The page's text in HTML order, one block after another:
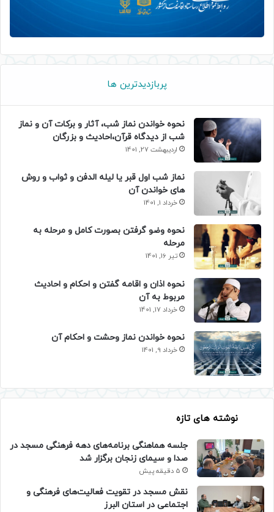
پربازدیدترین ها
نحوه خواندن نماز شب، آثار و برکات آن و نماز
شب از دیدگاه قرآن،احادیث و بزرگان
اردیبهشت 27, 1401
نماز شب اول قبر یا لیله الدفن و ثواب و روش
های خواندن آن
خرداد 1, 1401
نحوه وضو گرفتن بصورت کامل و مرحله به
مرحله
تیر 16, 1401
نحوه اذان و اقامه گفتن و احکام و احادیث
مربوط به آن
خرداد 17, 1401
نحوه خواندن نماز وحشت و احکام آن
خرداد 9, 1401
نوشته های تازه
جلسه هماهنگی برنامه‌های دهه فرهنگی مسجد در
صدا و سیمای زنجان برگزار شد
5 دقیقه پیش
نقش مسجد در تقویت فعالیت‌های فرهنگی و
اجتماعی در استان البرز